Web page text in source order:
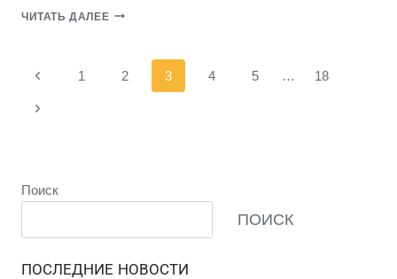
ЧИТАТЬ ДАЛЕЕ ВНИМАНИЕ,
ВЕРСИЯ
МОБИЛЬНОГО
Навигация
Предыдущая
страница
1 2 3 4 5 … 18
Следующая
Поиск
ПОИСК
ПОСЛЕДНИЕ НОВОСТИ